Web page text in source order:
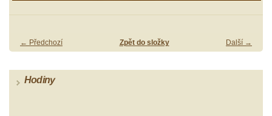
← Předchozí Další →
Zpět do složky
Hodiny